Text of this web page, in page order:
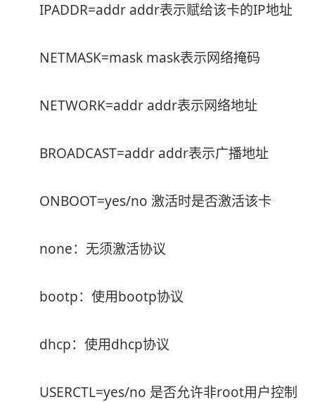
IPADDR=addr addr表示赋给该卡的IP地址
NETMASK=mask mask表示网络掩码
NETWORK=addr addr表示网络地址
BROADCAST=addr addr表示广播地址
ONBOOT=yes/no 激活时是否激活该卡
none：无须激活协议
bootp：使用bootp协议
dhcp：使用dhcp协议
USERCTL=yes/no 是否允许非root用户控制